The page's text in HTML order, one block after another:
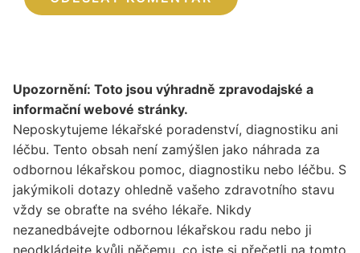
Upozornění: Toto jsou výhradně zpravodajské a
informační webové stránky.
Neposkytujeme lékařské poradenství, diagnostiku ani
léčbu. Tento obsah není zamýšlen jako náhrada za
odbornou lékařskou pomoc, diagnostiku nebo léčbu. S
jakýmikoli dotazy ohledně vašeho zdravotního stavu
vždy se obraťte na svého lékaře. Nikdy
nezanedbávejte odbornou lékařskou radu nebo ji
neodkládejte kvůli něčemu, co jste si přečetli na tomto